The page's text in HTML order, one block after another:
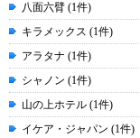
八面六臂 (1件)
キラメックス (1件)
アラタナ (1件)
シャノン (1件)
山の上ホテル (1件)
イケア・ジャパン (1件)